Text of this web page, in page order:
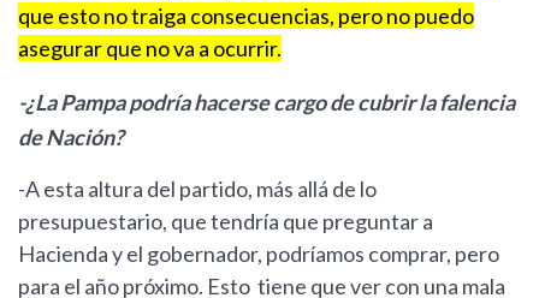
que esto no traiga consecuencias, pero no puedo
asegurar que no va a ocurrir.
-¿La Pampa podría hacerse cargo de cubrir la falencia
de Nación?
-A esta altura del partido, más allá de lo
presupuestario, que tendría que preguntar a
Hacienda y el gobernador, podríamos comprar, pero
para el año próximo. Esto tiene que ver con una mala